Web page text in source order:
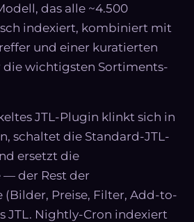
das alle ~4.500
indexiert, kombiniert mit
und einer kuratierten
die wichtigsten Sortiments-
JTL-Plugin klinkt sich in
schaltet die Standard-JTL-
ersetzt die
der Rest der
(Bilder, Preise, Filter, Add-to-
JTL. Nightly-Cron indexiert